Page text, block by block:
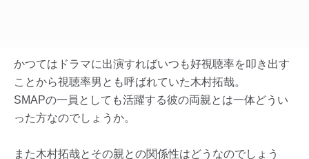
かつてはドラマに出演すればいつも好視聴率を叩き出す
ことから視聴率男とも呼ばれていた木村拓哉。
SMAPの一員としても活躍する彼の両親とは一体どうい
った方なのでしょうか。
また木村拓哉とその親との関係性はどうなのでしょう